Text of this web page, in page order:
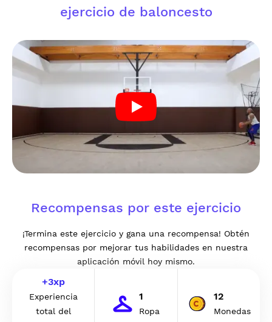
ejercicio de baloncesto
Recompensas por este ejercicio
¡Termina este ejercicio y gana una recompensa! Obtén
recompensas por mejorar tus habilidades en nuestra
aplicación móvil hoy mismo.
+3xp
Experiencia
total del
1
Ropa
12
Monedas